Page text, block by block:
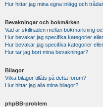
Hur hittar jag mina egna inlägg och
Bevakningar och bokmärken
Vad är skillnaden mellan bokmärkning
Hur bevakar jag specifika kategorier
Hur bevakar jag specifika kategorier
Hur tar jag bort mina bevakningar?
Bilagor
Vilka bilagor tillåts på detta forum?
Hur hittar jag alla mina bilagor?
phpBB-problem